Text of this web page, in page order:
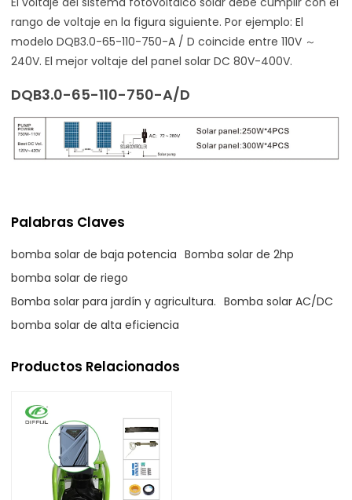
rango de voltaje en la figura siguiente. Por ejemplo: El
modelo DQB3.0-65-110-750-A / D coincide entre 110V ～
240V. El mejor voltaje del panel solar DC 80V-400V.
DQB3.0-65-110-750-A/D
Palabras Claves
bomba solar de baja potencia Bomba solar de 2hp
bomba solar de riego
Bomba solar para jardín y agricultura. Bomba solar AC/DC
bomba solar de alta eficiencia
Productos Relacionados